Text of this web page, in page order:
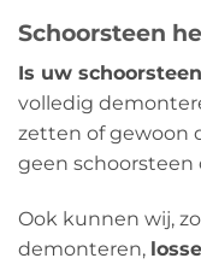
Schoorsteen
Is uw
volledig
zetten of gewoon
geen
Ook kunnen wij,
demonteren,